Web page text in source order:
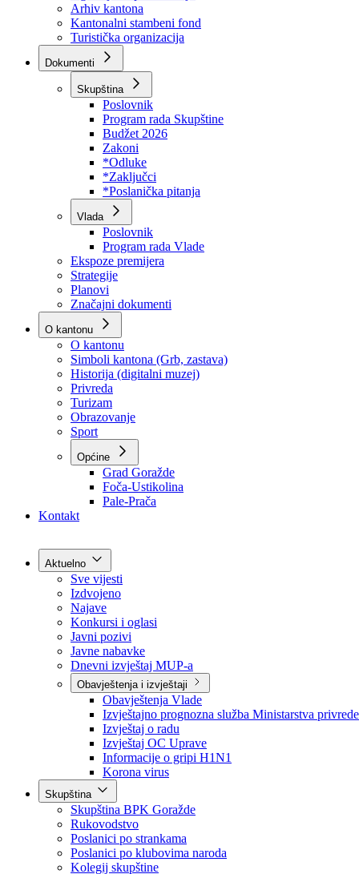
BPK šume
RTV BPK
Agencija za privatizaciju
Arhiv kantona
Kantonalni stambeni fond
Turistička organizacija
Dokumenti
Skupština
Poslovnik
Program rada Skupštine
Budžet 2026
Zakoni
*Odluke
*Zaključci
*Poslanička pitanja
Vlada
Poslovnik
Program rada Vlade
Ekspoze premijera
Strategije
Planovi
Značajni dokumenti
O kantonu
O kantonu
Simboli kantona (Grb, zastava)
Historija (digitalni muzej)
Privreda
Turizam
Obrazovanje
Sport
Općine
Kontakt
Aktuelno
Sve vijesti
Izdvojeno
Najave
Konkursi i oglasi
Javni pozivi
Javne nabavke
Dnevni izvještaj MUP-a
Obavještenja i izvještaji
Obavještenja Vlade
Izvještajno prognozna služba Ministarstva privrede
Izvještaj o radu
Izvještaj OC Uprave
Informacije o gripi H1N1
Korona virus
Skupština
Skupština BPK Goražde
Rukovodstvo